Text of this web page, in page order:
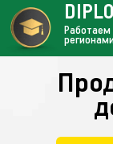
Работаем